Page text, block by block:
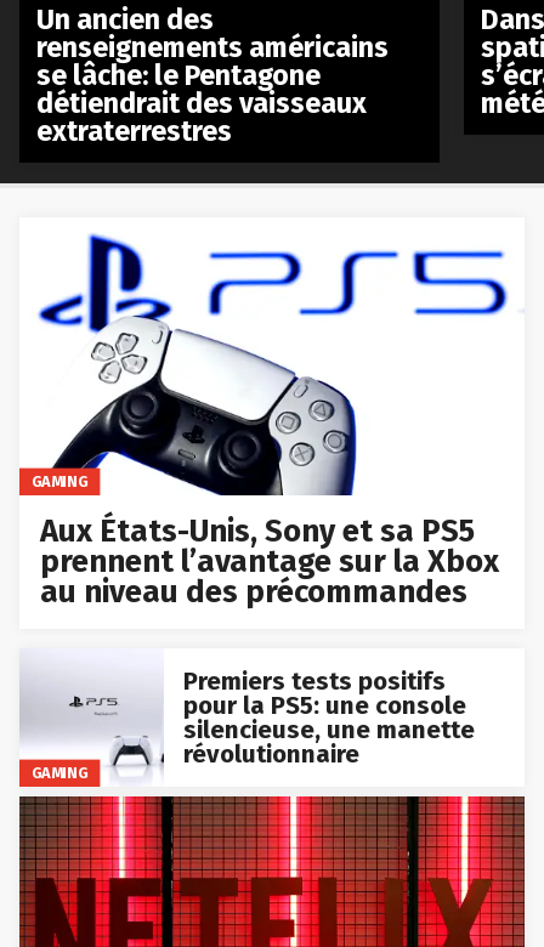
GAMING
Aux États-Unis, Sony et sa PS5
prennent l’avantage sur la Xbox
au niveau des précommandes
GAMING
Premiers tests positifs
pour la PS5: une console
silencieuse, une manette
révolutionnaire
Un ancien des
renseignements américains
se lâche: le Pentagone
détiendrait des vaisseaux
extraterrestres